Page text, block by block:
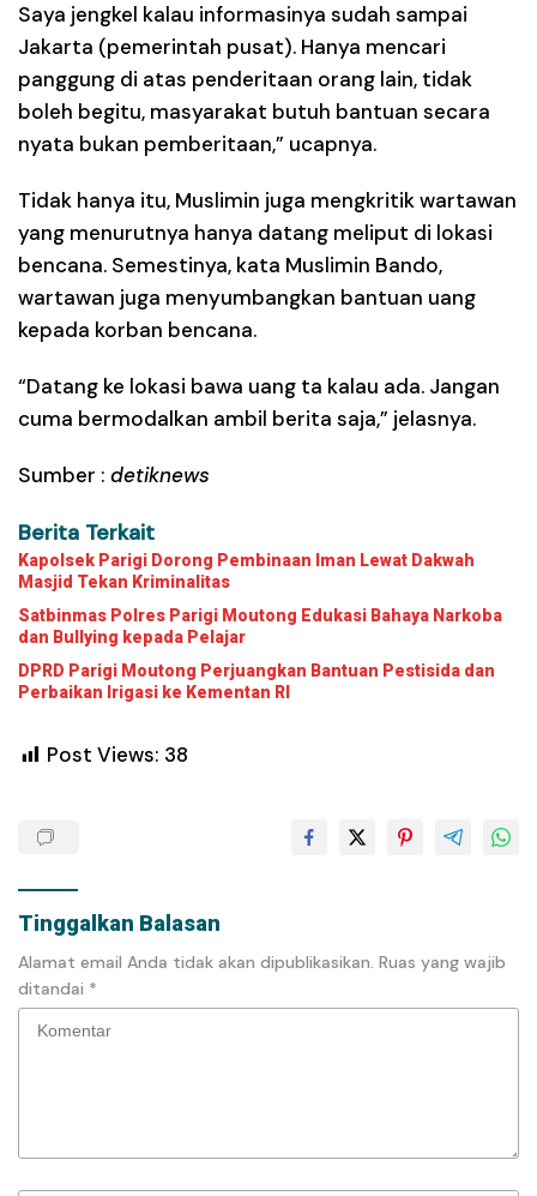
Saya jengkel kalau informasinya sudah sampai
Jakarta (pemerintah pusat). Hanya mencari
panggung di atas penderitaan orang lain, tidak
boleh begitu, masyarakat butuh bantuan secara
nyata bukan pemberitaan,” ucapnya.
Tidak hanya itu, Muslimin juga mengkritik wartawan
yang menurutnya hanya datang meliput di lokasi
bencana. Semestinya, kata Muslimin Bando,
wartawan juga menyumbangkan bantuan uang
kepada korban bencana.
“Datang ke lokasi bawa uang ta kalau ada. Jangan
cuma bermodalkan ambil berita saja,” jelasnya.
Sumber : detiknews
Berita Terkait
Kapolsek Parigi Dorong Pembinaan Iman Lewat Dakwah
Masjid Tekan Kriminalitas
Satbinmas Polres Parigi Moutong Edukasi Bahaya Narkoba
dan Bullying kepada Pelajar
DPRD Parigi Moutong Perjuangkan Bantuan Pestisida dan
Perbaikan Irigasi ke Kementan RI
Post Views: 38
Tinggalkan Balasan
Alamat email Anda tidak akan dipublikasikan. Ruas yang wajib
ditandai *